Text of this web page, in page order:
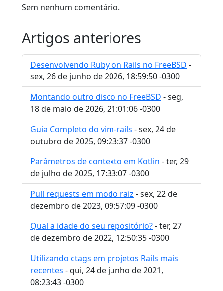
Sem nenhum comentário.
Artigos anteriores
Desenvolvendo Ruby on Rails no FreeBSD -
sex, 26 de junho de 2026, 18:59:50 -0300
Montando outro disco no FreeBSD - seg,
18 de maio de 2026, 21:01:06 -0300
Guia Completo do vim-rails - sex, 24 de
outubro de 2025, 09:23:37 -0300
Parâmetros de contexto em Kotlin - ter, 29
de julho de 2025, 17:33:07 -0300
Pull requests em modo raiz - sex, 22 de
dezembro de 2023, 09:57:09 -0300
Qual a idade do seu repositório?- ter, 27
de dezembro de 2022, 12:50:35 -0300
Utilizando ctags em projetos Rails mais
recentes - qui, 24 de junho de 2021,
08:23:43 -0300